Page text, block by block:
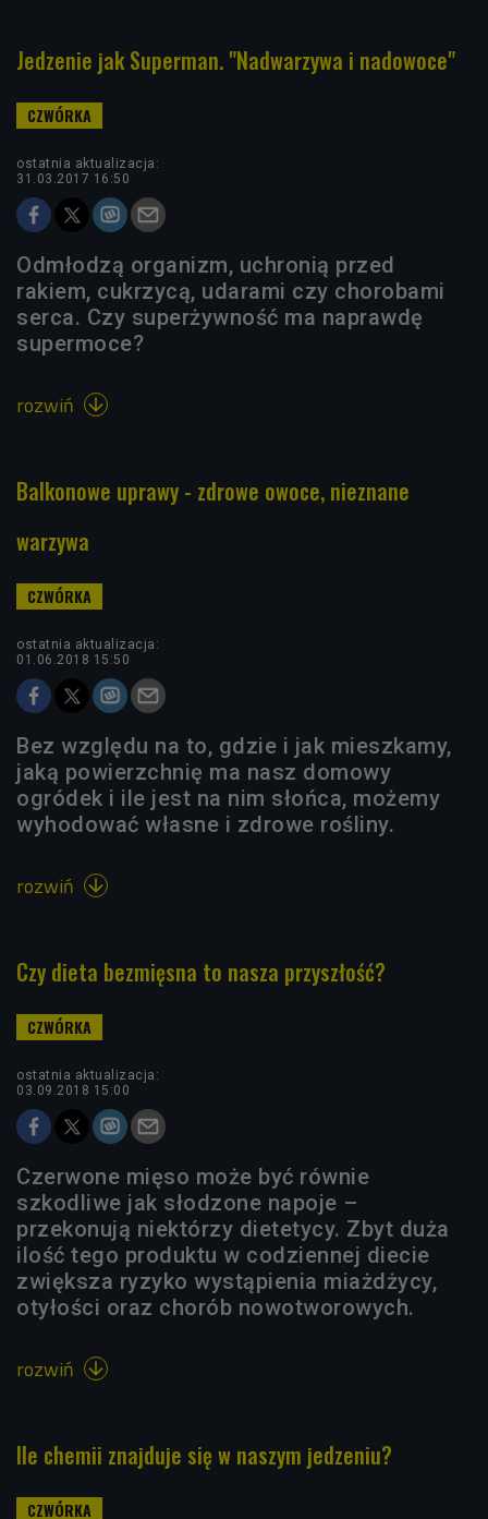
Jedzenie jak Superman. "Nadwarzywa i nadowoce"
ostatnia aktualizacja:
31.03.2017 16:50
Odmłodzą organizm, uchronią przed
rakiem, cukrzycą, udarami czy chorobami
serca. Czy superżywność ma naprawdę
supermoce?
rozwiń 
Balkonowe uprawy - zdrowe owoce, nieznane
warzywa
ostatnia aktualizacja:
01.06.2018 15:50
Bez względu na to, gdzie i jak mieszkamy,
jaką powierzchnię ma nasz domowy
ogródek i ile jest na nim słońca, możemy
wyhodować własne i zdrowe rośliny.
rozwiń 
Czy dieta bezmięsna to nasza przyszłość?
ostatnia aktualizacja:
03.09.2018 15:00
Czerwone mięso może być równie
szkodliwe jak słodzone napoje –
przekonują niektórzy dietetycy. Zbyt duża
ilość tego produktu w codziennej diecie
zwiększa ryzyko wystąpienia miażdżycy,
otyłości oraz chorób nowotworowych.
rozwiń 
Ile chemii znajduje się w naszym jedzeniu?